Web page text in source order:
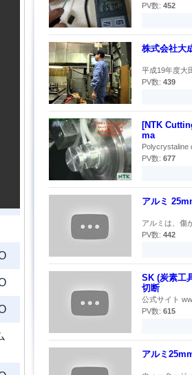
PV数: 452
株式会社大
平成19年度大
PV数: 439
[NTK
ma
Polycrystaline
PV数: 677
アルミ
アルミは、傷
PV数: 442
SK (炭素工
切断
公式サイト
PV数: 615
アルミ